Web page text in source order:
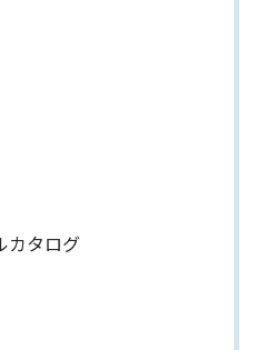
カタログ